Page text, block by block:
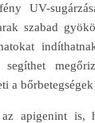
UV-
szabad
segíthet
a
apigenint is,